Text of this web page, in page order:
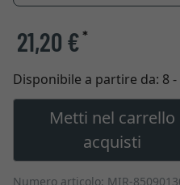
21,20 €*
Disponibile a partire da: 8
Metti nel carrello
acquisti
Numero articolo: MIR-